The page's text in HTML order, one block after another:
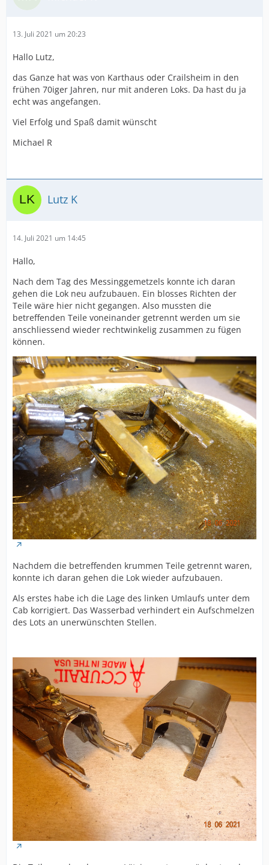
13. Juli 2021 um 20:23
Hallo Lutz,
das Ganze hat was von Karthaus oder Crailsheim in den
frühen 70iger Jahren, nur mit anderen Loks. Da hast du ja
echt was angefangen.
Viel Erfolg und Spaß damit wünscht
Michael R
Lutz K
14. Juli 2021 um 14:45
Hallo,
Nach dem Tag des Messinggemetzels konnte ich daran
gehen die Lok neu aufzubauen. Ein blosses Richten der
Teile wäre hier nicht gegangen. Also mussten die
betreffenden Teile voneinander getrennt werden um sie
anschliessend wieder rechtwinkelig zusammen zu fügen
können.
Nachdem die betreffenden krummen Teile getrennt waren,
konnte ich daran gehen die Lok wieder aufzubauen.
Als erstes habe ich die Lage des linken Umlaufs unter dem
Cab korrigiert. Das Wasserbad verhindert ein Aufschmelzen
des Lots an unerwünschten Stellen.